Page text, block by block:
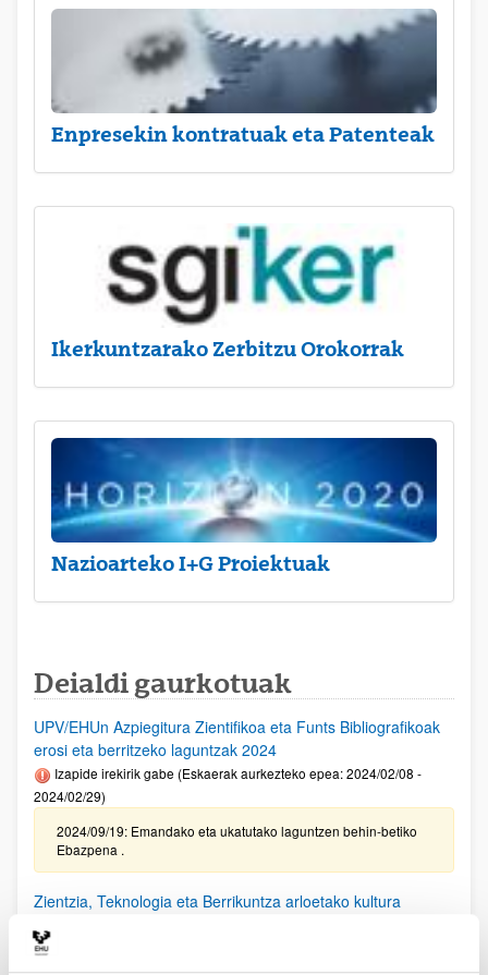
Enpresekin kontratuak eta Patenteak
Ikerkuntzarako Zerbitzu Orokorrak
Nazioarteko I+G Proiektuak
Deialdi gaurkotuak
UPV/EHUn Azpiegitura Zientifikoa eta Funts Bibliografikoak
erosi eta berritzeko laguntzak 2024
Izapide irekirik gabe (Eskaerak aurkezteko epea: 2024/02/08 -
2024/02/29)
2024/09/19: Emandako eta ukatutako laguntzen behin-betiko
Ebazpena .
Zientzia, Teknologia eta Berrikuntza arloetako kultura